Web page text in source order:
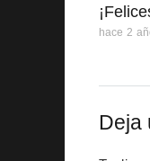
hace 2
Deja